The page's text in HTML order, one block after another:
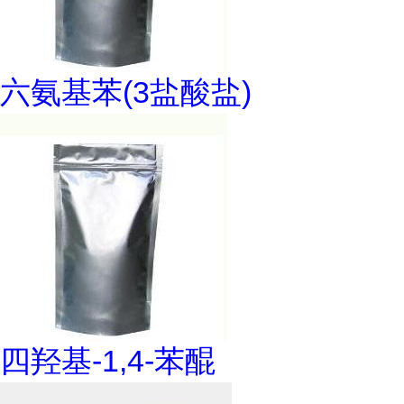
六氨基苯(3盐酸盐)
四羟基-1,4-苯醌